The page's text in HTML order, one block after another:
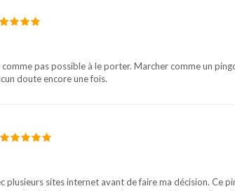
comme pas possible à le porter. Marcher comme un
doute encore une fois.
plusieurs sites internet avant de faire ma décision.